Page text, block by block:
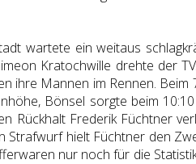
wartete ein weitaus
Kratochwille drehte der
Mannen im Rennen. Beim
Bönsel sorgte beim
Frederik Füchtner
hielt Füchtner den
nur noch für die